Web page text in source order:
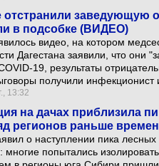
отстранили заведующую
в подсобке (ВИДЕО)
видео, на котором
Дагестана заявили, что
COVID-19, результаты
получили инфекционист
13:32
на дачах приблизила
регионов раньше
о наступлении пика
многие попытались